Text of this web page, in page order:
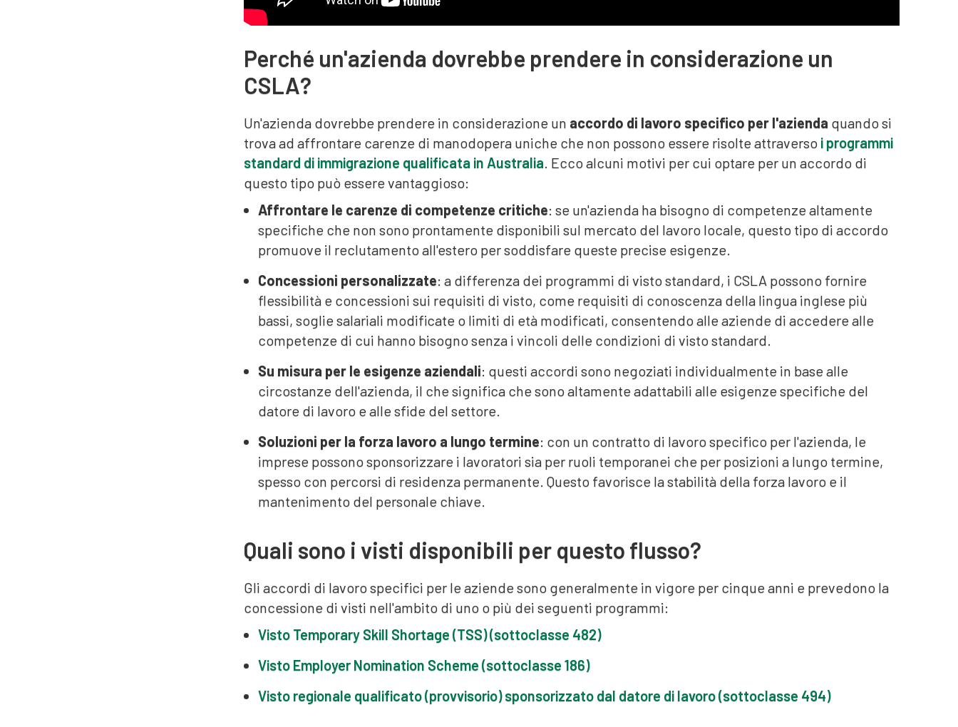
Perché un'azienda dovrebbe prendere in considerazione un
CSLA?
Un'azienda dovrebbe prendere in considerazione un accordo di lavoro specifico per l'azienda quando si
trova ad affrontare carenze di manodopera uniche che non possono essere risolte attraverso i programmi
standard di immigrazione qualificata in Australia. Ecco alcuni motivi per cui optare per un accordo di
questo tipo può essere vantaggioso:
Affrontare le carenze di competenze critiche: se un'azienda ha bisogno di competenze altamente
specifiche che non sono prontamente disponibili sul mercato del lavoro locale, questo tipo di accordo
promuove il reclutamento all'estero per soddisfare queste precise esigenze.
Concessioni personalizzate: a differenza dei programmi di visto standard, i CSLA possono fornire
flessibilità e concessioni sui requisiti di visto, come requisiti di conoscenza della lingua inglese più
bassi, soglie salariali modificate o limiti di età modificati, consentendo alle aziende di accedere alle
competenze di cui hanno bisogno senza i vincoli delle condizioni di visto standard.
Su misura per le esigenze aziendali: questi accordi sono negoziati individualmente in base alle
circostanze dell'azienda, il che significa che sono altamente adattabili alle esigenze specifiche del
datore di lavoro e alle sfide del settore.
Soluzioni per la forza lavoro a lungo termine: con un contratto di lavoro specifico per l'azienda, le
imprese possono sponsorizzare i lavoratori sia per ruoli temporanei che per posizioni a lungo termine,
spesso con percorsi di residenza permanente. Questo favorisce la stabilità della forza lavoro e il
mantenimento del personale chiave.
Quali sono i visti disponibili per questo flusso?
Gli accordi di lavoro specifici per le aziende sono generalmente in vigore per cinque anni e prevedono la
concessione di visti nell'ambito di uno o più dei seguenti programmi:
Visto Temporary Skill Shortage (TSS) (sottoclasse 482)
Visto Employer Nomination Scheme (sottoclasse 186)
Visto regionale qualificato (provvisorio) sponsorizzato dal datore di lavoro (sottoclasse 494)